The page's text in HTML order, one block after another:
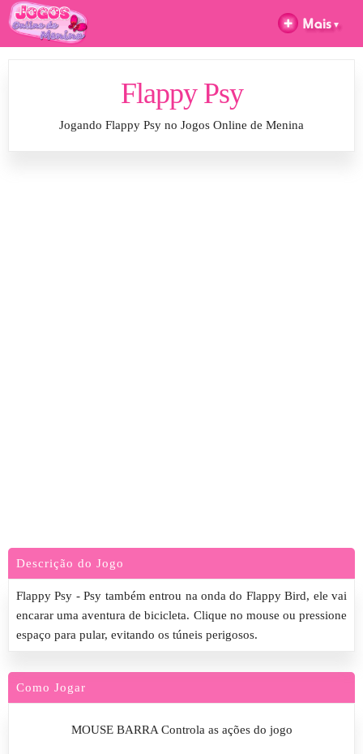
Flappy Psy
Jogando Flappy Psy no Jogos Online de Menina
Descrição do Jogo
Flappy Psy - Psy também entrou na onda do Flappy Bird, ele vai
encarar uma aventura de bicicleta. Clique no mouse ou pressione
espaço para pular, evitando os túneis perigosos.
Como Jogar
MOUSE BARRA Controla as ações do jogo